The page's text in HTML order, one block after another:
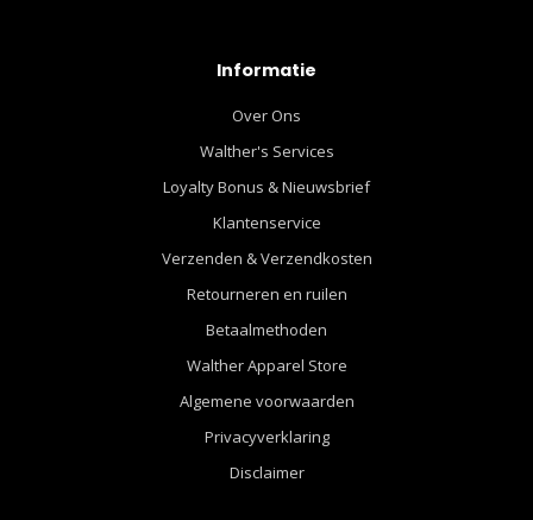
Informatie
Over Ons
Walther's Services
Loyalty Bonus & Nieuwsbrief
Klantenservice
Verzenden & Verzendkosten
Retourneren en ruilen
Betaalmethoden
Walther Apparel Store
Algemene voorwaarden
Privacyverklaring
Disclaimer